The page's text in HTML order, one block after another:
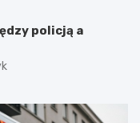
policją a